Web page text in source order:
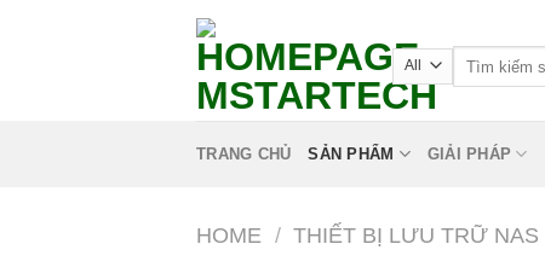
TRANG CHỦ SẢN PHẨM GIẢI PHÁP
HOME / THIẾT BỊ LƯU TRỮ NAS